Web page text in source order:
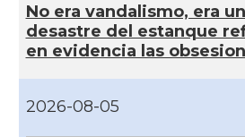
No era vandalismo, era
desastre del estanque
en evidencia las
2026-08-05